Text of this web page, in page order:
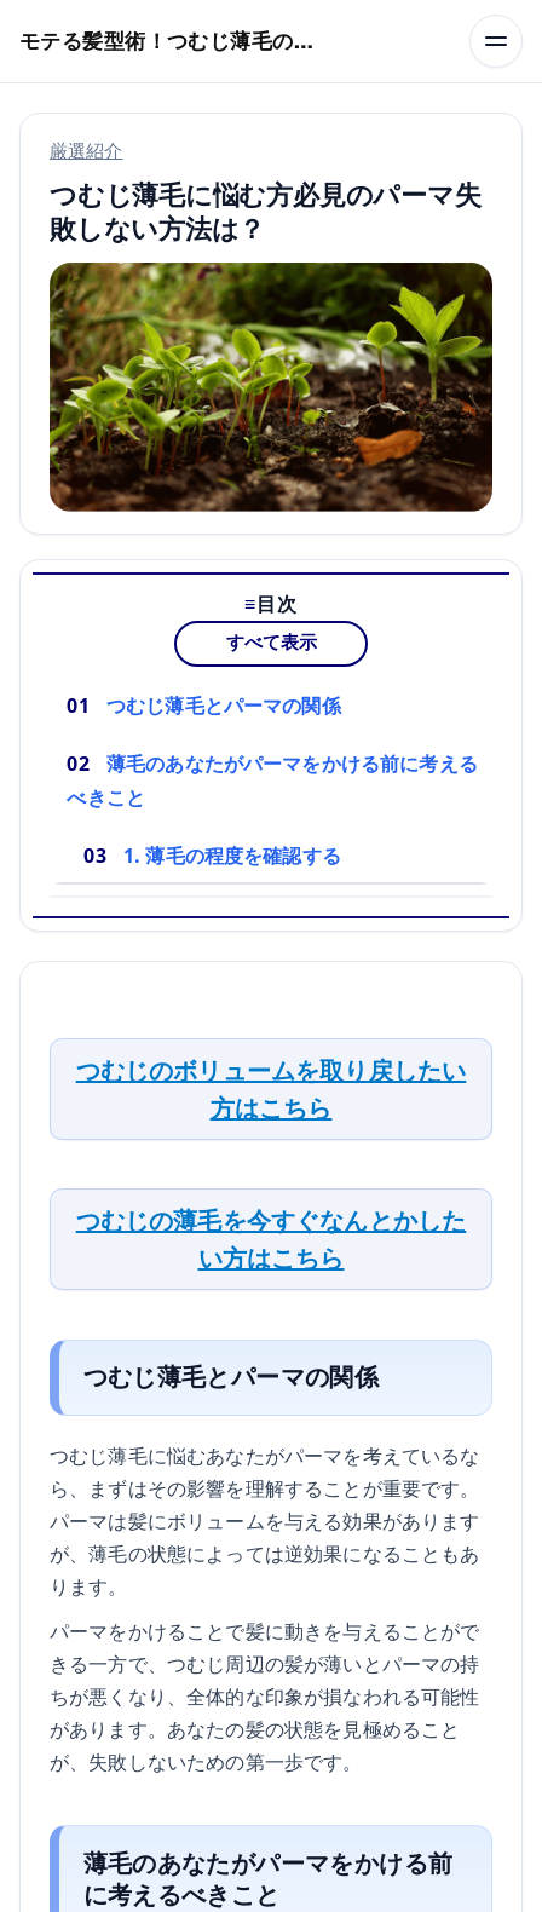
モテる髪型術！つむじ薄毛の隠し方
厳選紹介
つむじ薄毛に悩む方必見のパーマ失
敗しない方法は？
目次
すべて表示
つむじ薄毛とパーマの関係
薄毛のあなたがパーマをかける前に考える
べきこと
1. 薄毛の程度を確認する
つむじのボリュームを取り戻したい
方はこちら
つむじの薄毛を今すぐなんとかした
い方はこちら
つむじ薄毛とパーマの関係
つむじ薄毛に悩むあなたがパーマを考えているな
ら、まずはその影響を理解することが重要です。
パーマは髪にボリュームを与える効果があります
が、薄毛の状態によっては逆効果になることもあ
ります。
パーマをかけることで髪に動きを与えることがで
きる一方で、つむじ周辺の髪が薄いとパーマの持
ちが悪くなり、全体的な印象が損なわれる可能性
があります。あなたの髪の状態を見極めること
が、失敗しないための第一歩です。
薄毛のあなたがパーマをかける前
に考えるべきこと